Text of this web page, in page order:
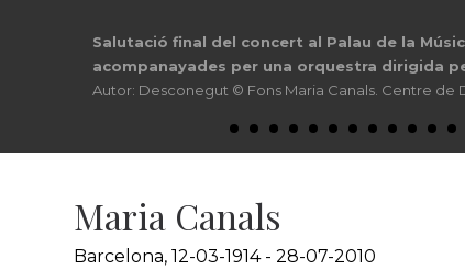
Salutació final del concert al Palau de la
acompanayades per una orquestra dirigida
Autor: Desconegut © Fons Maria Canals. Centre
Maria Canals
Barcelona, 12-03-1914 - 28-07-2010